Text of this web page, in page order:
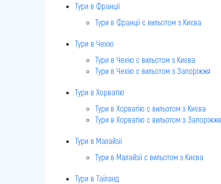
Тури в Франції
Тури в Франції c вильотом з Києва
Тури в Чехію
Тури в Чехію c вильотом з Києва
Тури в Чехію c вильотом з Запоріжжя
Тури в Хорватію
Тури в Хорватію c вильотом з Києва
Тури в Хорватію c вильотом з Запоріжжя
Тури в Малайзії
Тури в Малайзії c вильотом з Києва
Тури в Таїланд